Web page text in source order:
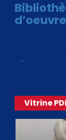
…
Vitrine